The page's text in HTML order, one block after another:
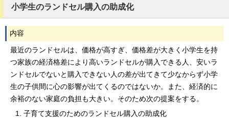
小学生のランドセル購入の助成化
内容
最近のランドセルは、価格が高すぎ、価格差が大きく小学生を持
つ家族の経済格差により高いランドセルが購入できる人、安いラ
ンドセルでないと購入できない人の差が出てきて少なからず小学
生の子供間に心の影響が出てくるのではないか。また、経済的に
余裕のない家庭の負担も大きい。そのため次の提案をする。
子育て支援のためのランドセル購入の助成化